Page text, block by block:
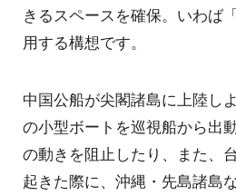
きるスペースを確保。いわば
用する構想です。
中国公船が尖閣諸島に上陸し
の小型ボートを巡視船から出
の動きを阻止したり、また、
起きた際に、沖縄・先島諸島